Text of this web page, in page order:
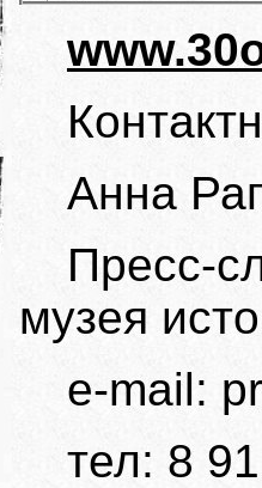
Анна
Пресс-
музея
e-mail:
тел: 8